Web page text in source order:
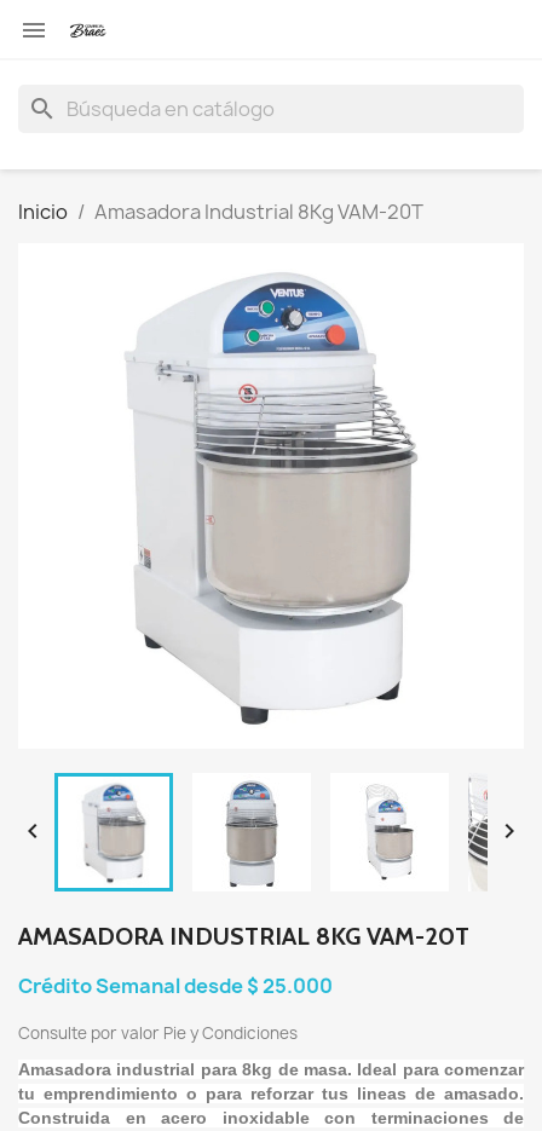

search
Inicio Amasadora Industrial 8Kg VAM-20T
 
AMASADORA INDUSTRIAL 8KG VAM-20T
Crédito Semanal desde $ 25.000
Consulte por valor Pie y Condiciones
Amasadora industrial para 8kg de masa. Ideal para comenzar
tu emprendimiento o para reforzar tus lineas de amasado.
Construida en acero inoxidable con terminaciones de